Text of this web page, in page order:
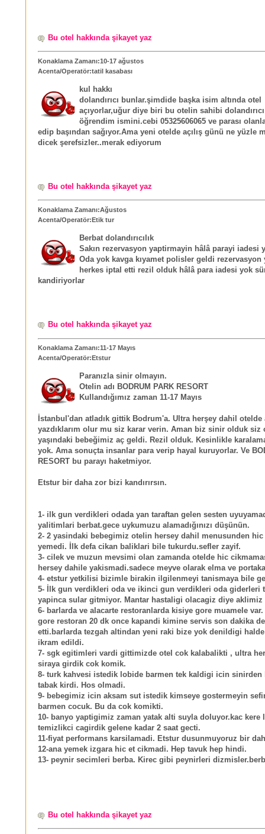
Bu otel hakkında şikayet yaz
Konaklama Zamanı:10-17 ağustos
Acenta/Operatör:tatil kasabası
kul hakkı
dolandırıcı bunlar.şimdide başka isim altında otel
açıyorlar,uğur diye biri bu otelin sahibi
öğrendim ismini.cebi 05325606065 ve parası
edip başından sağıyor.Ama yeni otelde açılış günü ne yüzle
dicek şerefsizler..merak ediyorum
Bu otel hakkında şikayet yaz
Konaklama Zamanı:Ağustos
Acenta/Operatör:Etik tur
Berbat dolandırıcılık
Sakın rezervasyon yaptirmayin hâlâ parayi iadesi
Oda yok kavga kıyamet polisler geldi rezervasyon
herkes iptal etti rezil olduk hâlâ para iadesi yok
kandiriyorlar
Bu otel hakkında şikayet yaz
Konaklama Zamanı:11-17 Mayıs
Acenta/Operatör:Etstur
Paranızla sinir olmayın.
Otelin adı BODRUM PARK RESORT
Kullandığımız zaman 11-17 Mayıs
İstanbul'dan atladık gittik Bodrum'a. Ultra herşey dahil otelde
yazdıklarım olur mu siz karar verin. Aman biz sinir olduk siz
yaşındaki bebeğimiz aç geldi. Rezil olduk. Kesinlikle
yok. Ama sonuçta insanlar para verip hayal kuruyorlar. Ve
RESORT bu parayı haketmiyor.
Etstur bir daha zor bizi kandırırsın.
1- ilk gun verdikleri odada yan taraftan gelen sesten
yalitimlari berbat.gece uykumuzu alamadığınızı düşünün.
2- 2 yasindaki bebegimiz otelin hersey dahil menusunden
yemedi. İlk defa cikan baliklari bile tukurdu.sefler zayif.
3- cilek ve muzun mevsimi olan zamanda otelde hic
hersey dahile yakismadi.sadece meyve olarak elma ve
4- etstur yetkilisi bizimle birakin ilgilenmeyi tanismaya bile
5- İlk gun verdikleri oda ve ikinci gun verdikleri oda giderleri
yapinca sular gitmiyor. Mantar hastaligi olacagiz diye
6- barlarda ve alacarte restoranlarda kisiye gore muamele
gore restoran 20 dk once kapandi kimine servis son dakika
etti.barlarda tezgah altindan yeni raki bize yok denildigi
ikram edildi.
7- sgk egitimleri vardi gittimizde otel cok kalabalikti , ultra
siraya girdik cok komik.
8- turk kahvesi istedik lobide barmen tek kaldigi icin sinirden
tabak kirdi. Hos olmadi.
9- bebegimiz icin aksam sut istedik kimseye gostermeyin
barmen cocuk. Bu da cok komikti.
10- banyo yaptigimiz zaman yatak alti suyla doluyor.kac kere
temizlikci cagirdik gelene kadar 2 saat gecti.
11-fiyat performans karsilamadi. Etstur dusunmuyoruz bir
12-ana yemek izgara hic et cikmadi. Hep tavuk hep hindi.
13- peynir secimleri berba. Kirec gibi peynirleri
Bu otel hakkında şikayet yaz